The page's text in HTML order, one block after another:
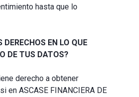
hasta que lo
EN LO QUE
DE TUS DATOS?
derecho a obtener
en ASCASE FINANCIERA DE